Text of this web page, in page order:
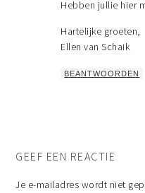
Hebben jullie hier
Hartelijke groeten,
Ellen van Schaik
BEANTWOORDEN
GEEF EEN REACTIE
Je e-mailadres wordt niet